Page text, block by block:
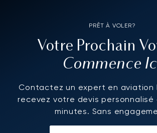
PRÊT À VOLER?
Votre Prochain
Commence
Contactez un expert en aviation
recevez votre devis personnalisé
minutes. Sans